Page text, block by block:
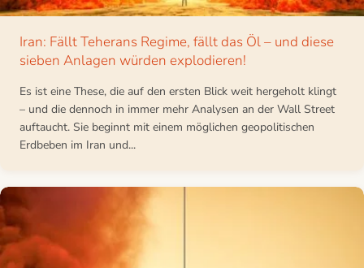
Iran: Fällt Teherans Regime, fällt das Öl – und diese
sieben Anlagen würden explodieren!
Es ist eine These, die auf den ersten Blick weit hergeholt klingt
– und die dennoch in immer mehr Analysen an der Wall Street
auftaucht. Sie beginnt mit einem möglichen geopolitischen
Erdbeben im Iran und...